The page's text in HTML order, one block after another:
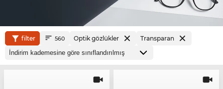
filter 560 Optik gözlükler Transparan